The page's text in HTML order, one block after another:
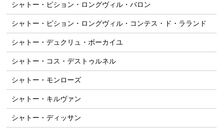
シャトー・ピション・ロングヴィル・バロン
シャトー・ピション・ロングヴィル・コンテス・ド・ラランド
シャトー・デュクリュ・ボーカイユ
シャトー・コス・デストゥルネル
シャトー・モンローズ
シャトー・キルヴァン
シャトー・ディッサン